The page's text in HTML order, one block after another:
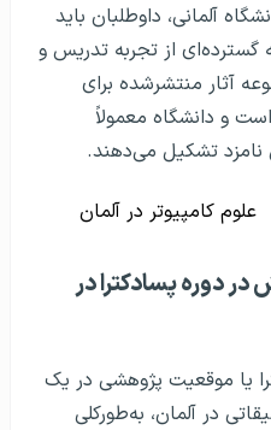
آلمانی، داوطلبان باید
گسترده‌ای از تجربه تدریس و
آثار منتشرشده برای
و دانشگاه معمولاً
نامزد تشکیل می‌دهند.
علوم کامپیوتر در آلمان
در دوره پسادکترا در
یا موقعیت پژوهشی در یک
در آلمان، به‌طورکلی